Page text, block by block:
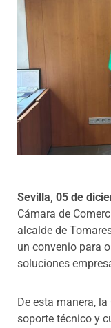
Sevilla, 05 de
Cámara de
alcalde de
un convenio para
soluciones
De esta manera,
soporte técnico y